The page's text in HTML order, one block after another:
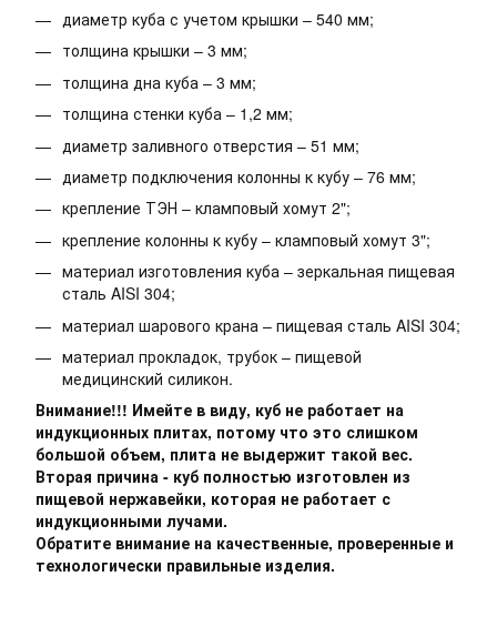
диаметр куба с учетом крышки – 540 мм;
толщина крышки – 3 мм;
толщина дна куба – 3 мм;
толщина стенки куба – 1,2 мм;
диаметр заливного отверстия – 51 мм;
диаметр подключения колонны к кубу – 76 мм;
крепление ТЭН – кламповый хомут 2";
крепление колонны к кубу – кламповый хомут 3";
материал изготовления куба – зеркальная пищевая
сталь AISI 304;
материал шарового крана – пищевая сталь AISI 304;
материал прокладок, трубок – пищевой
медицинский силикон.
Внимание!!! Имейте в виду, куб не работает на
индукционных плитах, потому что это слишком
большой объем, плита не выдержит такой вес.
Вторая причина - куб полностью изготовлен из
пищевой нержавейки, которая не работает с
индукционными лучами.
Обратите внимание на качественные, проверенные и
технологически правильные изделия.